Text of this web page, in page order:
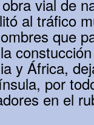
vial de
al tráfico
que
y África,
por
en el